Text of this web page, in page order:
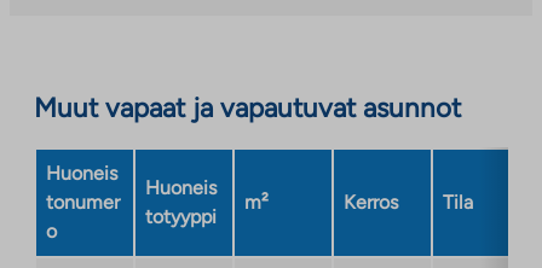
Muut vapaat ja vapautuvat asunnot
Huoneis
tonumer
o
Huoneis
totyyppi
m² Kerros Tila